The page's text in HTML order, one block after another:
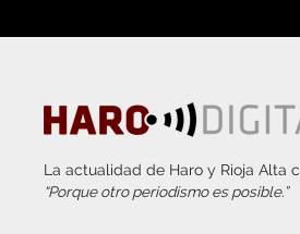
La actualidad de Haro y Rioja Alta
“Porque otro periodismo es posible.”